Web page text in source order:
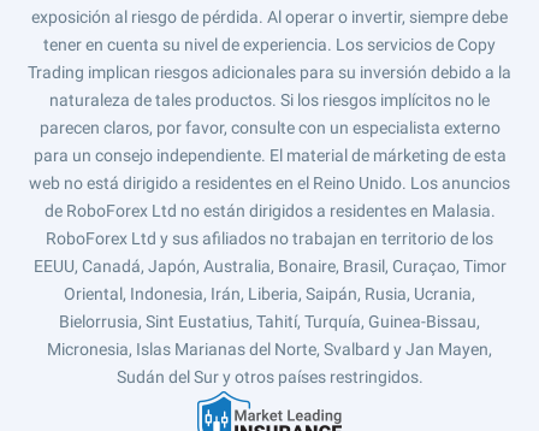
exposición al riesgo de pérdida. Al operar o invertir, siempre debe
tener en cuenta su nivel de experiencia. Los servicios de Copy
Trading implican riesgos adicionales para su inversión debido a la
naturaleza de tales productos. Si los riesgos implícitos no le
parecen claros, por favor, consulte con un especialista externo
para un consejo independiente. El material de márketing de esta
web no está dirigido a residentes en el Reino Unido. Los anuncios
de RoboForex Ltd no están dirigidos a residentes en Malasia.
RoboForex Ltd y sus afiliados no trabajan en territorio de los
EEUU, Canadá, Japón, Australia, Bonaire, Brasil, Curaçao, Timor
Oriental, Indonesia, Irán, Liberia, Saipán, Rusia, Ucrania,
Bielorrusia, Sint Eustatius, Tahití, Turquía, Guinea-Bissau,
Micronesia, Islas Marianas del Norte, Svalbard y Jan Mayen,
Sudán del Sur y otros países restringidos.